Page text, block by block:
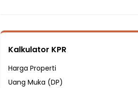
Fasilitas Sekitar Hunian:
5 Menit ke SDN Bintara Jaya II
25 Menit ke SDN Harapan Jaya IX
Kalkulator KPR
Harga Properti
Uang Muka (DP)